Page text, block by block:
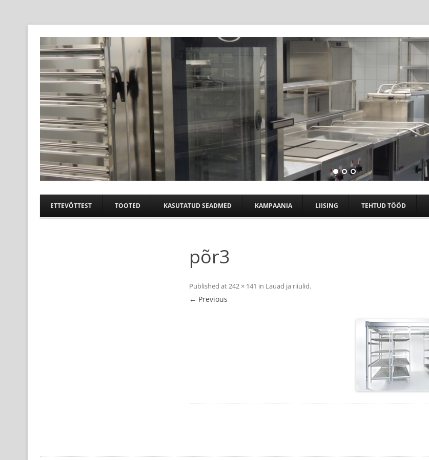
Suurköögiseadmed
Professional help for proffs
Skip to content
ETTEVÕTTEST TOOTED KASUTATUD SEADMED KAMPAANIA LIISING TEHTUD TÖÖD
põr3
Publishedat242 × 141 in Lauad ja riiulid.
← Previous